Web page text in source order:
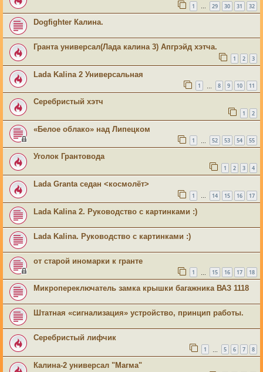
1 … 29 30 31 32
Dogfighter Калина.
Гранта универсал(Лада калина 3) Апгрэйд хэтча.
1 2 3
Lada Kalina 2 Универсальная
1 8 9 10 11
Серебристый хэтч
1 2
«Белое облако» над Липецком
1 52 53 54 55
Уголок Грантовода
1 2 3 4
Lada Granta седан <космолёт>
1 … 14 15 16 17
Lada Kalina 2. Руководство с картинками :)
Lada Kalina. Руководство с картинками :)
от старой иномарки к гранте
1 15 16 17 18
Микропереключатель замка крышки багажника ВАЗ 1118
Штатная «сигнализация» устройство, принцип работы.
Серебристый лифчик
1 5 6 7 8
Калина-2 универсал "Магма"